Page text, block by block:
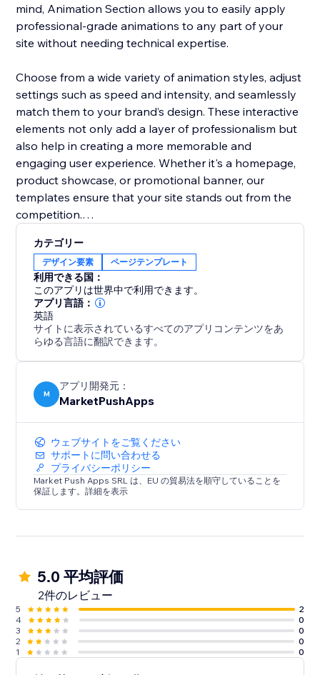
mind, Animation Section allows you to easily apply
professional-grade animations to any part of your
site without needing technical expertise.
Choose from a wide variety of animation styles, adjust
settings such as speed and intensity, and seamlessly
match them to your brand’s design. These interactive
elements not only add a layer of professionalism but
also help in creating a more memorable and
engaging user experience. Whether it's a homepage,
product showcase, or promotional banner, our
templates ensure that your site stands out from the
competition.
Boost user interaction, reduce bounce rates, and
make your website more vibrant with Animation
Section. It’s the easiest way to add movement and
make your site modern and engaging.
カテゴリー
デザイン要素 ページテンプレート
利用できる国：
このアプリは世界中で利用できます。
アプリ言語：
英語
サイトに表示されているすべてのアプリコンテンツをあ
らゆる言語に翻訳できます。
M
アプリ開発元：
MarketPushApps
ウェブサイトをご覧ください
サポートに問い合わせる
プライバシーポリシー
Market Push Apps SRL は、EU の貿易法を順守していることを
保証します。詳細を表示
5.0 平均評価
2件のレビュー
5
2
4
0
3
0
2
0
1
0